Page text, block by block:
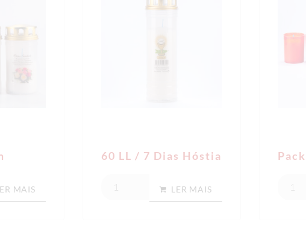
MAIS
60 LL / 7 Dias Hóstia
LER MAIS